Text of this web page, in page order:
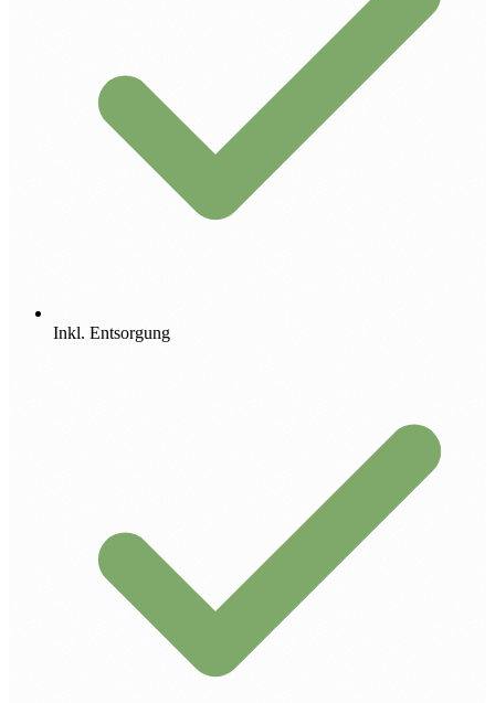
Inkl. Entsorgung